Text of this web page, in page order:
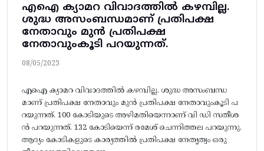
എഐ ക്യാമറ വിവാദത്തിൽ കഴമ്പില്ല.
ശുദ്ധ അസംബന്ധമാണ്‌ പ്രതിപക്ഷ
നേതാവും മുൻ പ്രതിപക്ഷ
നേതാവുംകൂടി പറയുന്നത്.
08/05/2023
എഐ ക്യാമറ വിവാദത്തിൽ കഴമ്പില്ല. ശുദ്ധ അസംബന്ധ
മാണ്‌ പ്രതിപക്ഷ നേതാവും മുൻ പ്രതിപക്ഷ നേതാവുംകൂടി പ
റയുന്നത്. 100 കോടിയുടെ അഴിമതിയെന്നാണ്‌ വി ഡി സതീശ
ൻ പറയുന്നത്‌. 132 കോടിയെന്ന്‌ രമേശ്‌ ചെന്നിത്തല പറയുന്നു.
ആദ്യം കോടികളുടെ കാര്യത്തിൽ പ്രതിപക്ഷ നേതൃത്വം ഒരു